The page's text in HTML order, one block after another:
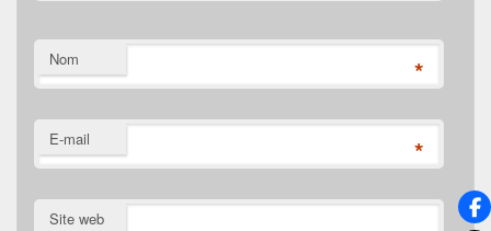
Nom *
E-mail *
Site web